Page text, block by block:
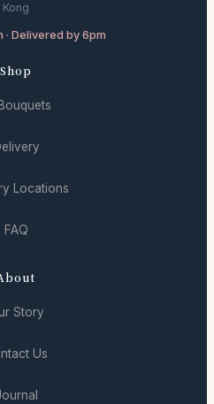
Kong
· Delivered by 6pm
Shop
Locations
FAQ
Story
Us